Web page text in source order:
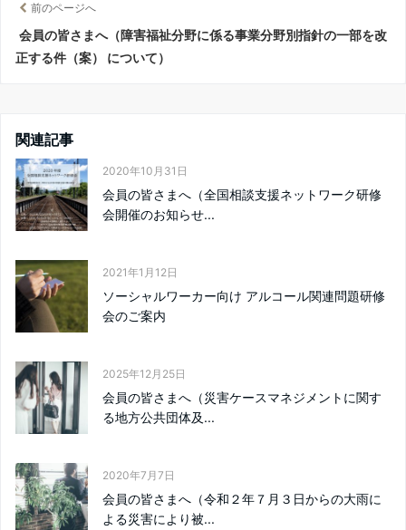
前のページへ
会員の皆さまへ（障害福祉分野に係る事業分野別指針の一部を改
正する件（案） について）
関連記事
2020年10月31日
会員の皆さまへ（全国相談支援ネットワーク研修
会開催のお知らせ...
2021年1月12日
ソーシャルワーカー向け アルコール関連問題研修
会のご案内
2025年12月25日
会員の皆さまへ（災害ケースマネジメントに関す
る地方公共団体及...
2020年7月7日
会員の皆さまへ（令和２年７月３日からの大雨に
よる災害により被...